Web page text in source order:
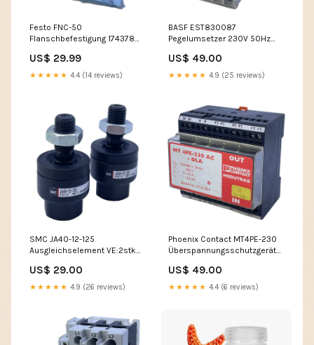
Festo FNC-50
Flanschbefestigung 174378
FNC-50 Reflexions-
Lichtschranke
US$ 29.99
★★★★★ 4.4 (14 reviews)
BASF EST830087
Pegelumsetzer 230V 50Hz
US$ 49.00
★★★★★ 4.9 (25 reviews)
SMC JA40-12-125
Ausgleichselement VE:2stk
US$ 29.00
★★★★★ 4.9 (26 reviews)
Phoenix Contact MT4PE-230
Überspannungsschutzgerät
Soft-Startventil
US$ 49.00
★★★★★ 4.4 (6 reviews)